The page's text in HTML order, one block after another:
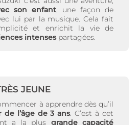
son enfant, une façon de
lui par la musique. Cela fait
et enrichit la vie de
intensespartagées.
JEUNE
à apprendre dès qu’il
de l’âge de 3 ans. C’est à cet
a la plus grande capacité